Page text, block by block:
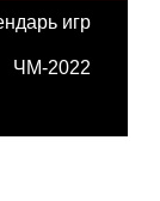
игр
ЧМ-2022